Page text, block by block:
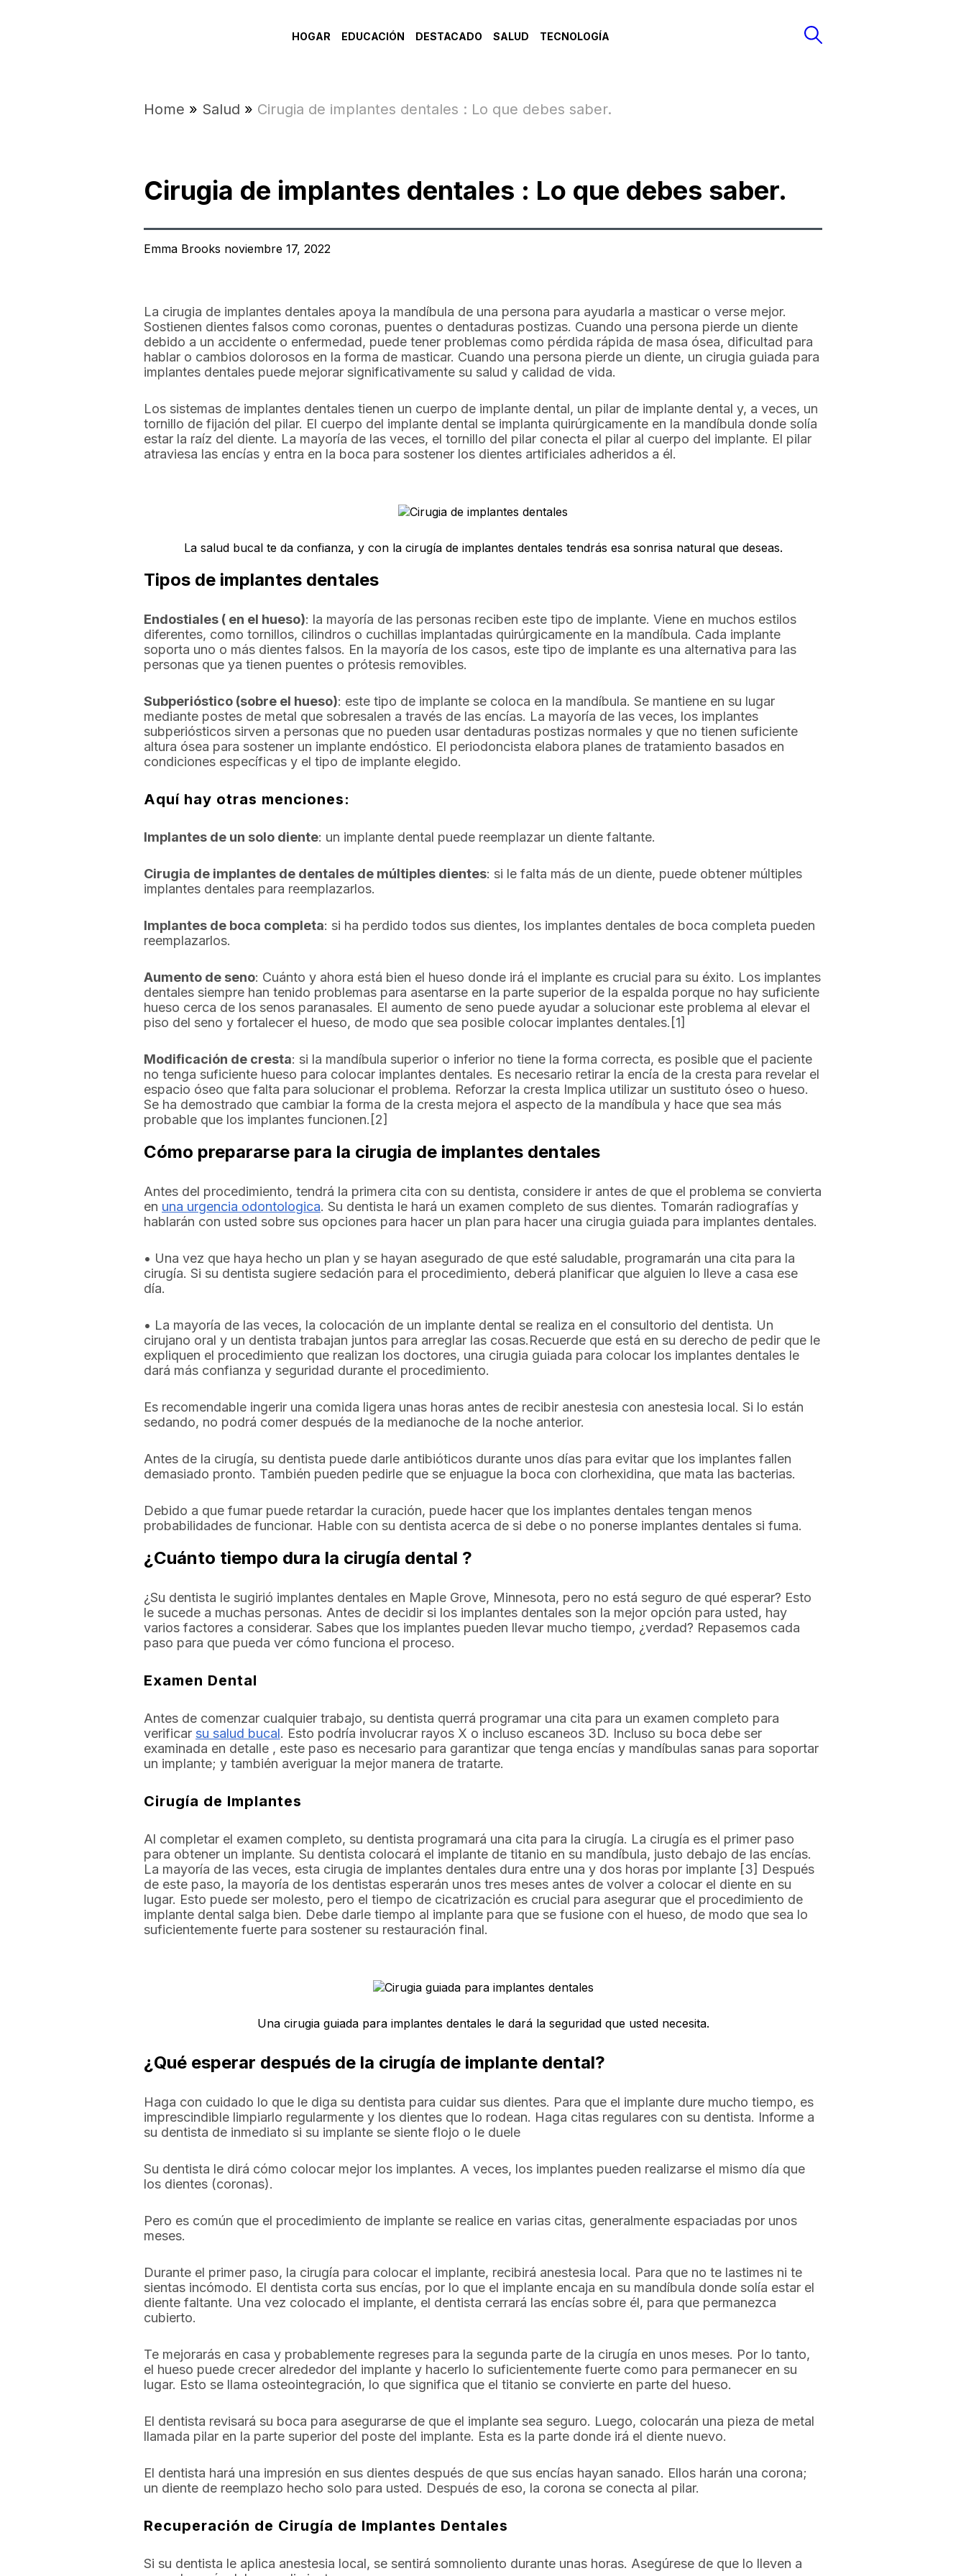
HOGAR EDUCACIÓN DESTACADO SALUD TECNOLOGÍA
Home » Salud » Cirugia de implantes dentales : Lo que debes saber.
Cirugia de implantes dentales : Lo que debes saber.
Emma Brooks noviembre 17, 2022
La cirugia de implantes dentales apoya la mandíbula de una persona para ayudarla a masticar o verse mejor.
Sostienen dientes falsos como coronas, puentes o dentaduras postizas. Cuando una persona pierde un diente
debido a un accidente o enfermedad, puede tener problemas como pérdida rápida de masa ósea, dificultad para
hablar o cambios dolorosos en la forma de masticar. Cuando una persona pierde un diente, un cirugia guiada para
implantes dentales puede mejorar significativamente su salud y calidad de vida.
Los sistemas de implantes dentales tienen un cuerpo de implante dental, un pilar de implante dental y, a veces, un
tornillo de fijación del pilar. El cuerpo del implante dental se implanta quirúrgicamente en la mandíbula donde solía
estar la raíz del diente. La mayoría de las veces, el tornillo del pilar conecta el pilar al cuerpo del implante. El pilar
atraviesa las encías y entra en la boca para sostener los dientes artificiales adheridos a él.
La salud bucal te da confianza, y con la cirugía de implantes dentales tendrás esa sonrisa natural que deseas.
Tipos de implantes dentales
Endostiales ( en el hueso): la mayoría de las personas reciben este tipo de implante. Viene en muchos estilos
diferentes, como tornillos, cilindros o cuchillas implantadas quirúrgicamente en la mandíbula. Cada implante
soporta uno o más dientes falsos. En la mayoría de los casos, este tipo de implante es una alternativa para las
personas que ya tienen puentes o prótesis removibles.
Subperióstico (sobre el hueso): este tipo de implante se coloca en la mandíbula. Se mantiene en su lugar
mediante postes de metal que sobresalen a través de las encías. La mayoría de las veces, los implantes
subperiósticos sirven a personas que no pueden usar dentaduras postizas normales y que no tienen suficiente
altura ósea para sostener un implante endóstico. El periodoncista elabora planes de tratamiento basados ​​en
condiciones específicas y el tipo de implante elegido.
Aquí hay otras menciones:
Implantes de un solo diente: un implante dental puede reemplazar un diente faltante.
Cirugia de implantes de dentales de múltiples dientes: si le falta más de un diente, puede obtener múltiples
implantes dentales para reemplazarlos.
Implantes de boca completa: si ha perdido todos sus dientes, los implantes dentales de boca completa pueden
reemplazarlos.
Aumento de seno: Cuánto y ahora está bien el hueso donde irá el implante es crucial para su éxito. Los implantes
dentales siempre han tenido problemas para asentarse en la parte superior de la espalda porque no hay suficiente
hueso cerca de los senos paranasales. El aumento de seno puede ayudar a solucionar este problema al elevar el
piso del seno y fortalecer el hueso, de modo que sea posible colocar implantes dentales.[1]
Modificación de cresta: si la mandíbula superior o inferior no tiene la forma correcta, es posible que el paciente
no tenga suficiente hueso para colocar implantes dentales. Es necesario retirar la encía de la cresta para revelar el
espacio óseo que falta para solucionar el problema. Reforzar la cresta Implica utilizar un sustituto óseo o hueso.
Se ha demostrado que cambiar la forma de la cresta mejora el aspecto de la mandíbula y hace que sea más
probable que los implantes funcionen.[2]
Cómo prepararse para la cirugia de implantes dentales
Antes del procedimiento, tendrá la primera cita con su dentista, considere ir antes de que el problema se convierta
en una urgencia odontologica. Su dentista le hará un examen completo de sus dientes. Tomarán radiografías y
hablarán con usted sobre sus opciones para hacer un plan para hacer una cirugia guiada para implantes dentales.
• Una vez que haya hecho un plan y se hayan asegurado de que esté saludable, programarán una cita para la
cirugía. Si su dentista sugiere sedación para el procedimiento, deberá planificar que alguien lo lleve a casa ese
día.
• La mayoría de las veces, la colocación de un implante dental se realiza en el consultorio del dentista. Un
cirujano oral y un dentista trabajan juntos para arreglar las cosas.Recuerde que está en su derecho de pedir que le
expliquen el procedimiento que realizan los doctores, una cirugia guiada para colocar los implantes dentales le
dará más confianza y seguridad durante el procedimiento.
Es recomendable ingerir una comida ligera unas horas antes de recibir anestesia con anestesia local. Si lo están
sedando, no podrá comer después de la medianoche de la noche anterior.
Antes de la cirugía, su dentista puede darle antibióticos durante unos días para evitar que los implantes fallen
demasiado pronto. También pueden pedirle que se enjuague la boca con clorhexidina, que mata las bacterias.
Debido a que fumar puede retardar la curación, puede hacer que los implantes dentales tengan menos
probabilidades de funcionar. Hable con su dentista acerca de si debe o no ponerse implantes dentales si fuma.
¿Cuánto tiempo dura la cirugía dental ?
¿Su dentista le sugirió implantes dentales en Maple Grove, Minnesota, pero no está seguro de qué esperar? Esto
le sucede a muchas personas. Antes de decidir si los implantes dentales son la mejor opción para usted, hay
varios factores a considerar. Sabes que los implantes pueden llevar mucho tiempo, ¿verdad? Repasemos cada
paso para que pueda ver cómo funciona el proceso.
Examen Dental
Antes de comenzar cualquier trabajo, su dentista querrá programar una cita para un examen completo para
verificar su salud bucal. Esto podría involucrar rayos X o incluso escaneos 3D. Incluso su boca debe ser
examinada en detalle , este paso es necesario para garantizar que tenga encías y mandíbulas sanas para soportar
un implante; y también averiguar la mejor manera de tratarte.
Cirugía de Implantes
Al completar el examen completo, su dentista programará una cita para la cirugía. La cirugía es el primer paso
para obtener un implante. Su dentista colocará el implante de titanio en su mandíbula, justo debajo de las encías.
La mayoría de las veces, esta cirugia de implantes dentales dura entre una y dos horas por implante [3] Después
de este paso, la mayoría de los dentistas esperarán unos tres meses antes de volver a colocar el diente en su
lugar. Esto puede ser molesto, pero el tiempo de cicatrización es crucial para asegurar que el procedimiento de
implante dental salga bien. Debe darle tiempo al implante para que se fusione con el hueso, de modo que sea lo
suficientemente fuerte para sostener su restauración final.
Una cirugia guiada para implantes dentales le dará la seguridad que usted necesita.
¿Qué esperar después de la cirugía de implante dental?
Haga con cuidado lo que le diga su dentista para cuidar sus dientes. Para que el implante dure mucho tiempo, es
imprescindible limpiarlo regularmente y los dientes que lo rodean. Haga citas regulares con su dentista. Informe a
su dentista de inmediato si su implante se siente flojo o le duele
Su dentista le dirá cómo colocar mejor los implantes. A veces, los implantes pueden realizarse el mismo día que
los dientes (coronas).
Pero es común que el procedimiento de implante se realice en varias citas, generalmente espaciadas por unos
meses.
Durante el primer paso, la cirugía para colocar el implante, recibirá anestesia local. Para que no te lastimes ni te
sientas incómodo. El dentista corta sus encías, por lo que el implante encaja en su mandíbula donde solía estar el
diente faltante. Una vez colocado el implante, el dentista cerrará las encías sobre él, para que permanezca
cubierto.
Te mejorarás en casa y probablemente regreses para la segunda parte de la cirugía en unos meses. Por lo tanto,
el hueso puede crecer alrededor del implante y hacerlo lo suficientemente fuerte como para permanecer en su
lugar. Esto se llama osteointegración, lo que significa que el titanio se convierte en parte del hueso.
El dentista revisará su boca para asegurarse de que el implante sea seguro. Luego, colocarán una pieza de metal
llamada pilar en la parte superior del poste del implante. Esta es la parte donde irá el diente nuevo.
El dentista hará una impresión en sus dientes después de que sus encías hayan sanado. Ellos harán una corona;
un diente de reemplazo hecho solo para usted. Después de eso, la corona se conecta al pilar.
Recuperación de Cirugía de Implantes Dentales
Si su dentista le aplica anestesia local, se sentirá somnoliento durante unas horas. Asegúrese de que lo lleven a